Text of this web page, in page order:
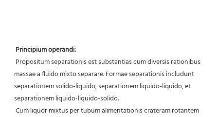
Principium operandi:
massae a fluido mixto separare. Formae separationis includunt
separationem solido-liquido, separationem liquido-liquido, et
separationem liquido-liquido-solido.